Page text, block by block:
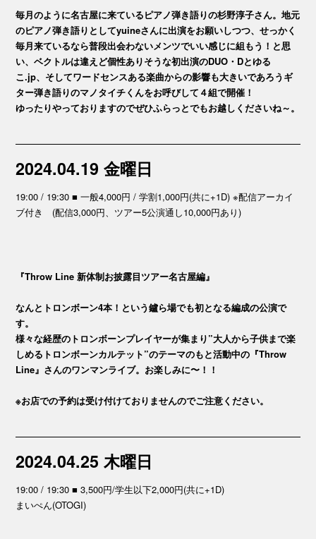
毎月のように名古屋に来ているピアノ弾き語りの杉野淳子さん。地元
のピアノ弾き語りとしてyuineさんに出演をお願いしつつ、せっかく
毎月来ているなら普段出会わないメンツでいい感じに組もう！と思
い、ベクトルは違えど個性ありそうな初出演のDUO・Dとゆる
こ.jp、そしてワードセンスある楽曲からの影響も大きいであろうギ
ター弾き語りのマノタイチくんをお呼びして４組で開催！
ゆったりやっておりますのでぜひふらっとでもお越しくださいね～。
2024.04.19 金曜日
19:00 / 19:30 ■ 一般4,000円 / 学割1,000円(共に+1D) ※配信アーカイ
ブ付き (配信3,000円、ツアー5公演通し10,000円あり)
『Throw Line 新体制お披露目ツアー名古屋編』
なんとトロンボーン4本！という鑪ら場でも初となる編成の公演で
す。
様々な経歴のトロンボーンプレイヤーが集まり”大人から子供まで楽
しめるトロンボーンカルテット”のテーマのもと活動中の『Throw
Line』さんのワンマンライブ。お楽しみに〜！！
※お店での予約は受け付けておりませんのでご注意ください。
2024.04.25 木曜日
19:00 / 19:30 ■ 3,500円/学生以下2,000円(共に+1D)
まいぺん(OTOGI)